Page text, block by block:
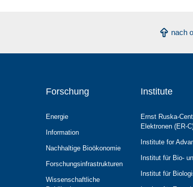
nach
Forschung
Energie
Information
Nachhaltige Bioökonomie
Forschungs­infrastrukturen
Wissenschaftliche
Institute
Ernst Ruska-
Elektronen (ER-
Institute for
Institut für Bio-
Institut für